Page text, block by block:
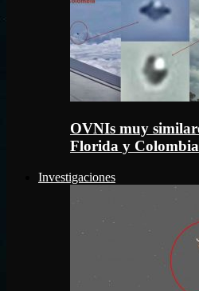
OVNIs muy
Florida y Colombia
Investigaciones